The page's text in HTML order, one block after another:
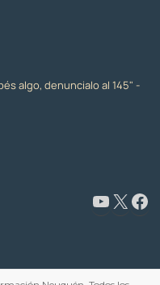
algo, denuncialo al 145" -
www.youtube.com/@CapacitaciónyFormaciónNeuquén X Facebook